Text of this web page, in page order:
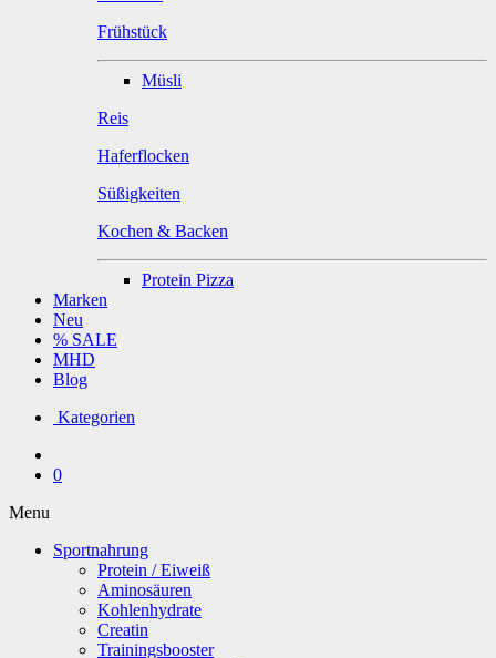
Frühstück
Müsli
Reis
Haferflocken
Süßigkeiten
Kochen & Backen
Protein Pizza
Marken
Neu
% SALE
MHD
Blog
Kategorien
0
Menu
Sportnahrung
Protein / Eiweiß
Aminosäuren
Kohlenhydrate
Creatin
Trainingsbooster